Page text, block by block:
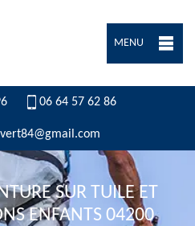
MENU
06 64 57 62 86
SUR TUILE ET
ENFANTS 04200